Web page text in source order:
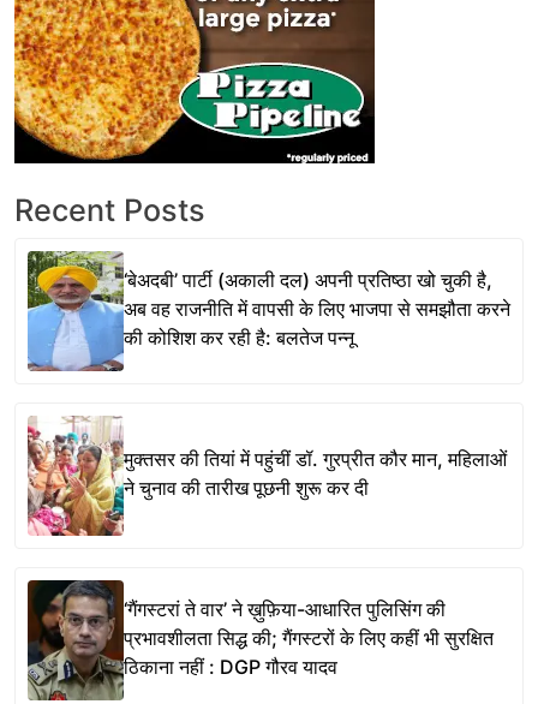
Recent Posts
‘बेअदबी’ पार्टी (अकाली दल) अपनी प्रतिष्ठा खो चुकी है,
अब वह राजनीति में वापसी के लिए भाजपा से समझौता करने
की कोशिश कर रही है: बलतेज पन्नू
मुक्तसर की तियां में पहुंचीं डॉ. गुरप्रीत कौर मान, महिलाओं
ने चुनाव की तारीख पूछनी शुरू कर दी
‘गैंगस्टरां ते वार’ ने ख़ुफ़िया-आधारित पुलिसिंग की
प्रभावशीलता सिद्ध की; गैंगस्टरों के लिए कहीं भी सुरक्षित
ठिकाना नहीं : DGP गौरव यादव